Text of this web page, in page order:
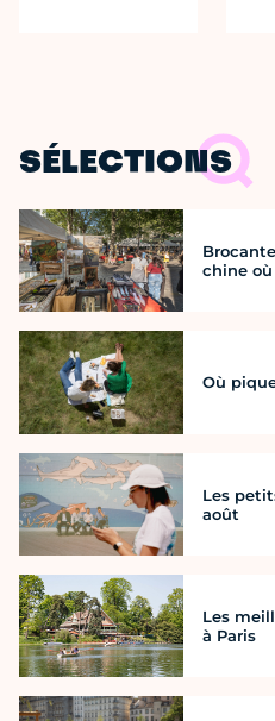
SÉLECTIONS
chine
Où
Les
août
Les
à Paris